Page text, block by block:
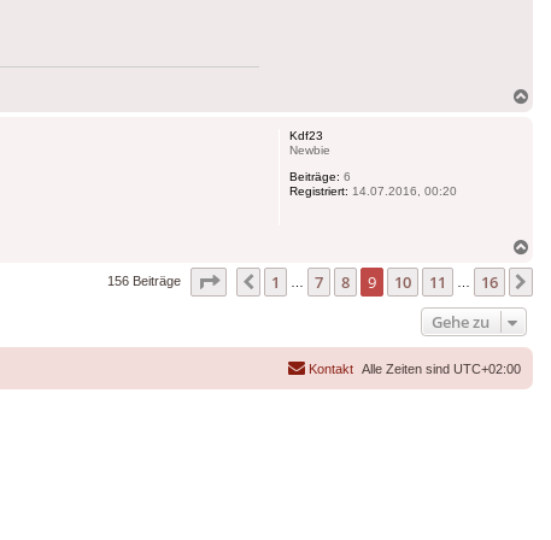
Kdf23
Newbie
Beiträge: 6
Registriert: 14.07.2016, 00:20
156 Beiträge Seite von 16
Vorherige
1 7 8 9 10 11 16
Gehe zu
Alle Zeiten sind UTC+02:00
Kontakt